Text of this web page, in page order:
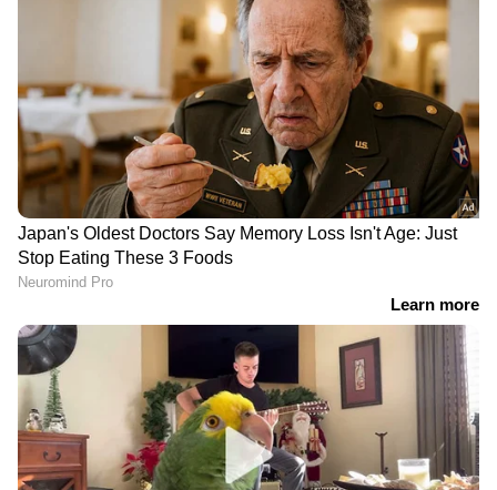
RECOMMENDED STORIES
നീറ്റ് ചോദ്യപ്പേപ്പർ ചോർച്ച:
പണത്തിനായി ചോദ്യം
വേർപിരിയുന്നില്ല;
വിജയ്‍യിൽ നിന്ന്